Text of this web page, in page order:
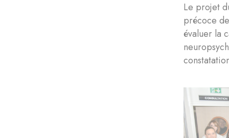
Le projet
précoce
évaluer la